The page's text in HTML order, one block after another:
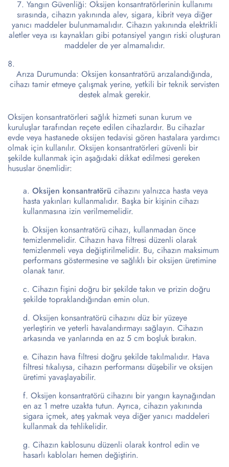
Yangın Güvenliği: Oksijen konsantratörlerinin kullanımı
sırasında, cihazın yakınında alev, sigara, kibrit veya diğer
yanıcı maddeler bulunmamalıdır. Cihazın yakınında elektrikli
aletler veya ısı kaynakları gibi potansiyel yangın riski oluşturan
maddeler de yer almamalıdır.
Arıza Durumunda: Oksijen konsantratörü arızalandığında,
cihazı tamir etmeye çalışmak yerine, yetkili bir teknik servisten
destek almak gerekir.
Oksijen konsantratörleri sağlık hizmeti sunan kurum ve
kuruluşlar tarafından reçete edilen cihazlardır. Bu cihazlar
evde veya hastanede oksijen tedavisi gören hastalara yardımcı
olmak için kullanılır. Oksijen konsantratörleri güvenli bir
şekilde kullanmak için aşağıdaki dikkat edilmesi gereken
hususlar önemlidir:
Oksijen konsantratörü cihazını yalnızca hasta veya
hasta yakınları kullanmalıdır. Başka bir kişinin cihazı
kullanmasına izin verilmemelidir.
Oksijen konsantratörü cihazı, kullanmadan önce
temizlenmelidir. Cihazın hava filtresi düzenli olarak
temizlenmeli veya değiştirilmelidir. Bu, cihazın maksimum
performans göstermesine ve sağlıklı bir oksijen üretimine
olanak tanır.
Cihazın fişini doğru bir şekilde takın ve prizin doğru
şekilde topraklandığından emin olun.
Oksijen konsantratörü cihazını düz bir yüzeye
yerleştirin ve yeterli havalandırmayı sağlayın. Cihazın
arkasında ve yanlarında en az 5 cm boşluk bırakın.
Cihazın hava filtresi doğru şekilde takılmalıdır. Hava
filtresi tıkalıysa, cihazın performansı düşebilir ve oksijen
üretimi yavaşlayabilir.
Oksijen konsantratörü cihazını bir yangın kaynağından
en az 1 metre uzakta tutun. Ayrıca, cihazın yakınında
sigara içmek, ateş yakmak veya diğer yanıcı maddeleri
kullanmak da tehlikelidir.
Cihazın kablosunu düzenli olarak kontrol edin ve
hasarlı kabloları hemen değiştirin.